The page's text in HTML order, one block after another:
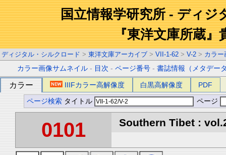
国立情報学研究所 - ディジ
『東洋文庫所蔵』
ディジタル・シルクロード > 東洋文庫アーカイブ > VII-1-62 > V-2 > カラー
カラー画像サムネイル - 目次 -ページ番号 -書誌情報（メタデー
カラー IIIFカラー高解像度 白黒高解像度 PDF
ページ検索 タイトル ページ
0101 Southern Tibet :